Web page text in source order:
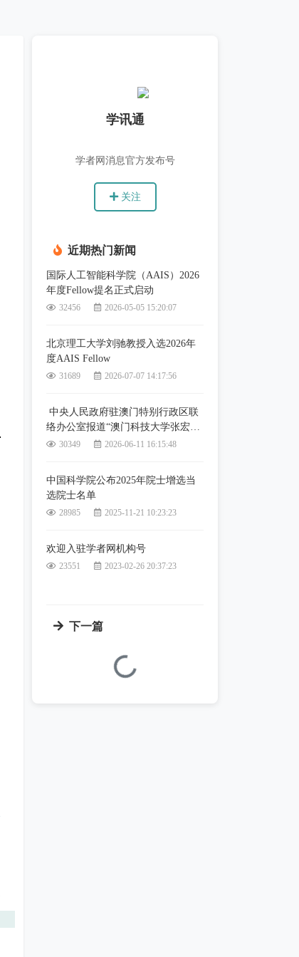
学讯通
学者网消息官方发布号
关注
近期热门新闻
国际人工智能科学院（AAIS）2026
年度Fellow提名正式启动
32456 2026-05-05 15:20:07
北京理工大学刘驰教授入选2026年
度AAIS Fellow
31689 2026-07-07 14:17:56
中央人民政府驻澳门特别行政区联
络办公室报道“澳门科技大学张宏纲
教授当选国际人工智能科学院院士”
30349 2026-06-11 16:15:48
中国科学院公布2025年院士增选当
选院士名单
28985 2025-11-21 10:23:23
欢迎入驻学者网机构号
23551 2023-02-26 20:37:23
下一篇
加载中...